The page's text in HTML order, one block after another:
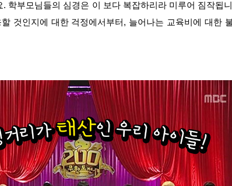
학부모님들의 심경은 이 보다 복잡하리라 미루어 짐작됩
것인지에 대한 걱정에서부터, 늘어나는 교육비에 대한